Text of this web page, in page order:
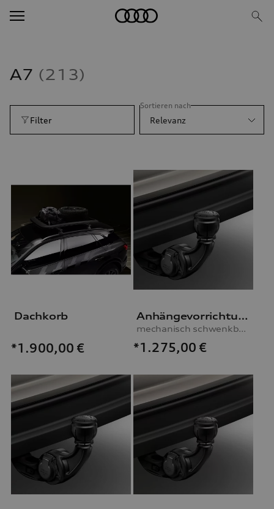
A7 213
Filter
Sortieren nach
Relevanz
Dachkorb
*1.900,00 €
Anhängevorrichtung
mechanisch schwenkbar, inkl. E-Satz, für Fahrzeuge mit Stahlfederung
*1.275,00 €